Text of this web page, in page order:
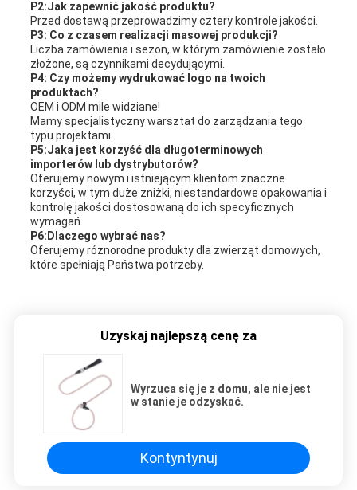
P2:Jak zapewnić jakość produktu?
Przed dostawą przeprowadzimy cztery kontrole jakości.
P3: Co z czasem realizacji masowej produkcji?
Liczba zamówienia i sezon, w którym zamówienie zostało
złożone, są czynnikami decydującymi.
P4: Czy możemy wydrukować logo na twoich
produktach?
OEM i ODM mile widziane!
Mamy specjalistyczny warsztat do zarządzania tego
typu projektami.
P5:Jaka jest korzyść dla długoterminowych
importerów lub dystrybutorów?
Oferujemy nowym i istniejącym klientom znaczne
korzyści, w tym duże zniżki, niestandardowe opakowania i
kontrolę jakości dostosowaną do ich specyficznych
wymagań.
P6:Dlaczego wybrać nas?
Oferujemy różnorodne produkty dla zwierząt domowych,
które spełniają Państwa potrzeby.
Uzyskaj najlepszą cenę za
Wyrzuca się je z domu, ale nie jest
w stanie je odzyskać.
Kontyntynuj